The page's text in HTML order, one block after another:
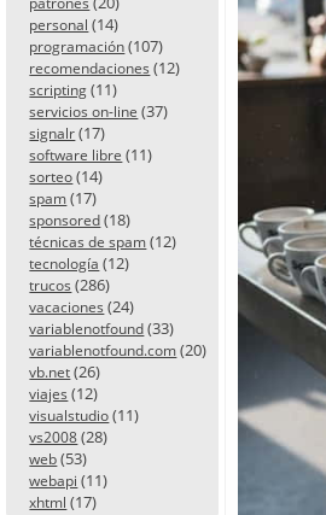
personal (14)
programación (107)
recomendaciones (12)
scripting (11)
servicios on-line (37)
signalr (17)
software libre (11)
sorteo (14)
spam (17)
sponsored (18)
técnicas de spam (12)
tecnología (12)
trucos (286)
vacaciones (24)
variablenotfound (33)
variablenotfound.com (20)
vb.net (26)
viajes (12)
visualstudio (11)
vs2008 (28)
web (53)
webapi (11)
xhtml (17)